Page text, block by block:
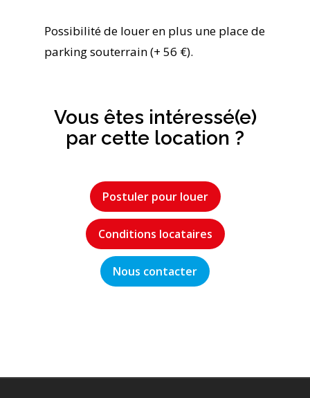
Possibilité de louer en plus une place de
parking souterrain (+ 56 €).
Vous êtes intéressé(e)
par cette location ?
Postuler pour louer
Conditions locataires
Nous contacter